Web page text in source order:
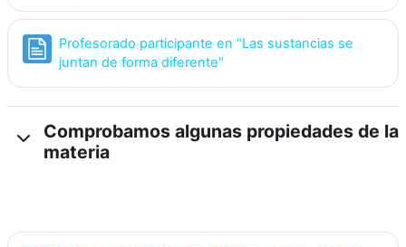
Profesorado participante en "Las sustancias se
juntan de forma diferente"
Comprobamos algunas propiedades de la
materia